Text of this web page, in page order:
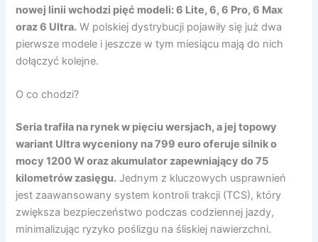
nowej linii wchodzi pięć modeli: 6 Lite, 6, 6 Pro, 6 Max
oraz 6 Ultra. W polskiej dystrybucji pojawiły się już dwa
pierwsze modele i jeszcze w tym miesiącu mają do nich
dołączyć kolejne.
O co chodzi?
Seria trafiła na rynek w pięciu wersjach, a jej topowy
wariant Ultra wyceniony na 799 euro oferuje silnik o
mocy 1200 W oraz akumulator zapewniający do 75
kilometrów zasięgu. Jednym z kluczowych usprawnień
jest zaawansowany system kontroli trakcji (TCS), który
zwiększa bezpieczeństwo podczas codziennej jazdy,
minimalizując ryzyko poślizgu na śliskiej nawierzchni.